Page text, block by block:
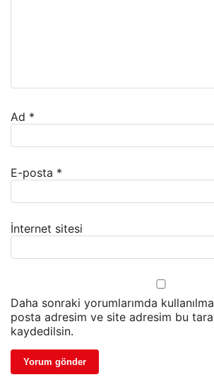
Ad *
E-posta *
İnternet sitesi
Daha sonraki yorumlarımda
posta adresim ve site adresim bu
kaydedilsin.